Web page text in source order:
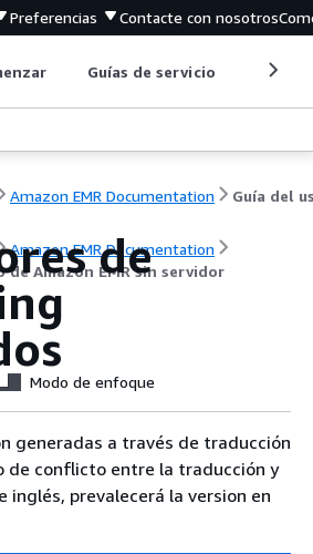
Preferencias Contacte con nosotros
Guías de servicio
Amazon EMR Documentation
Amazon EMR Documentation
de Amazon EMR sin servidor
de
Modo de enfoque
generadas a través de traducción
de conflicto entre la traducción y
inglés, prevalecerá la version en